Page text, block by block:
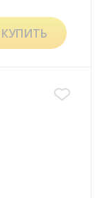
КУПИТЬ